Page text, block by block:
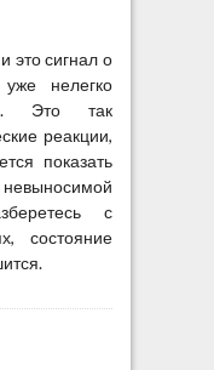
это сигнал о
нелегко
Это так
реакции,
показать
с
состояние